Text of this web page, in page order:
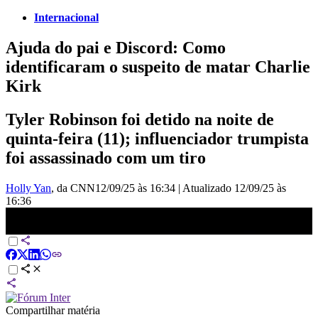
Internacional
Ajuda do pai e Discord: Como
identificaram o suspeito de matar Charlie
Kirk
Tyler Robinson foi detido na noite de
quinta-feira (11); influenciador trumpista
foi assassinado com um tiro
Holly Yan, da CNN12/09/25 às 16:34 | Atualizado 12/09/25 às
16:36
Compartilhar matéria